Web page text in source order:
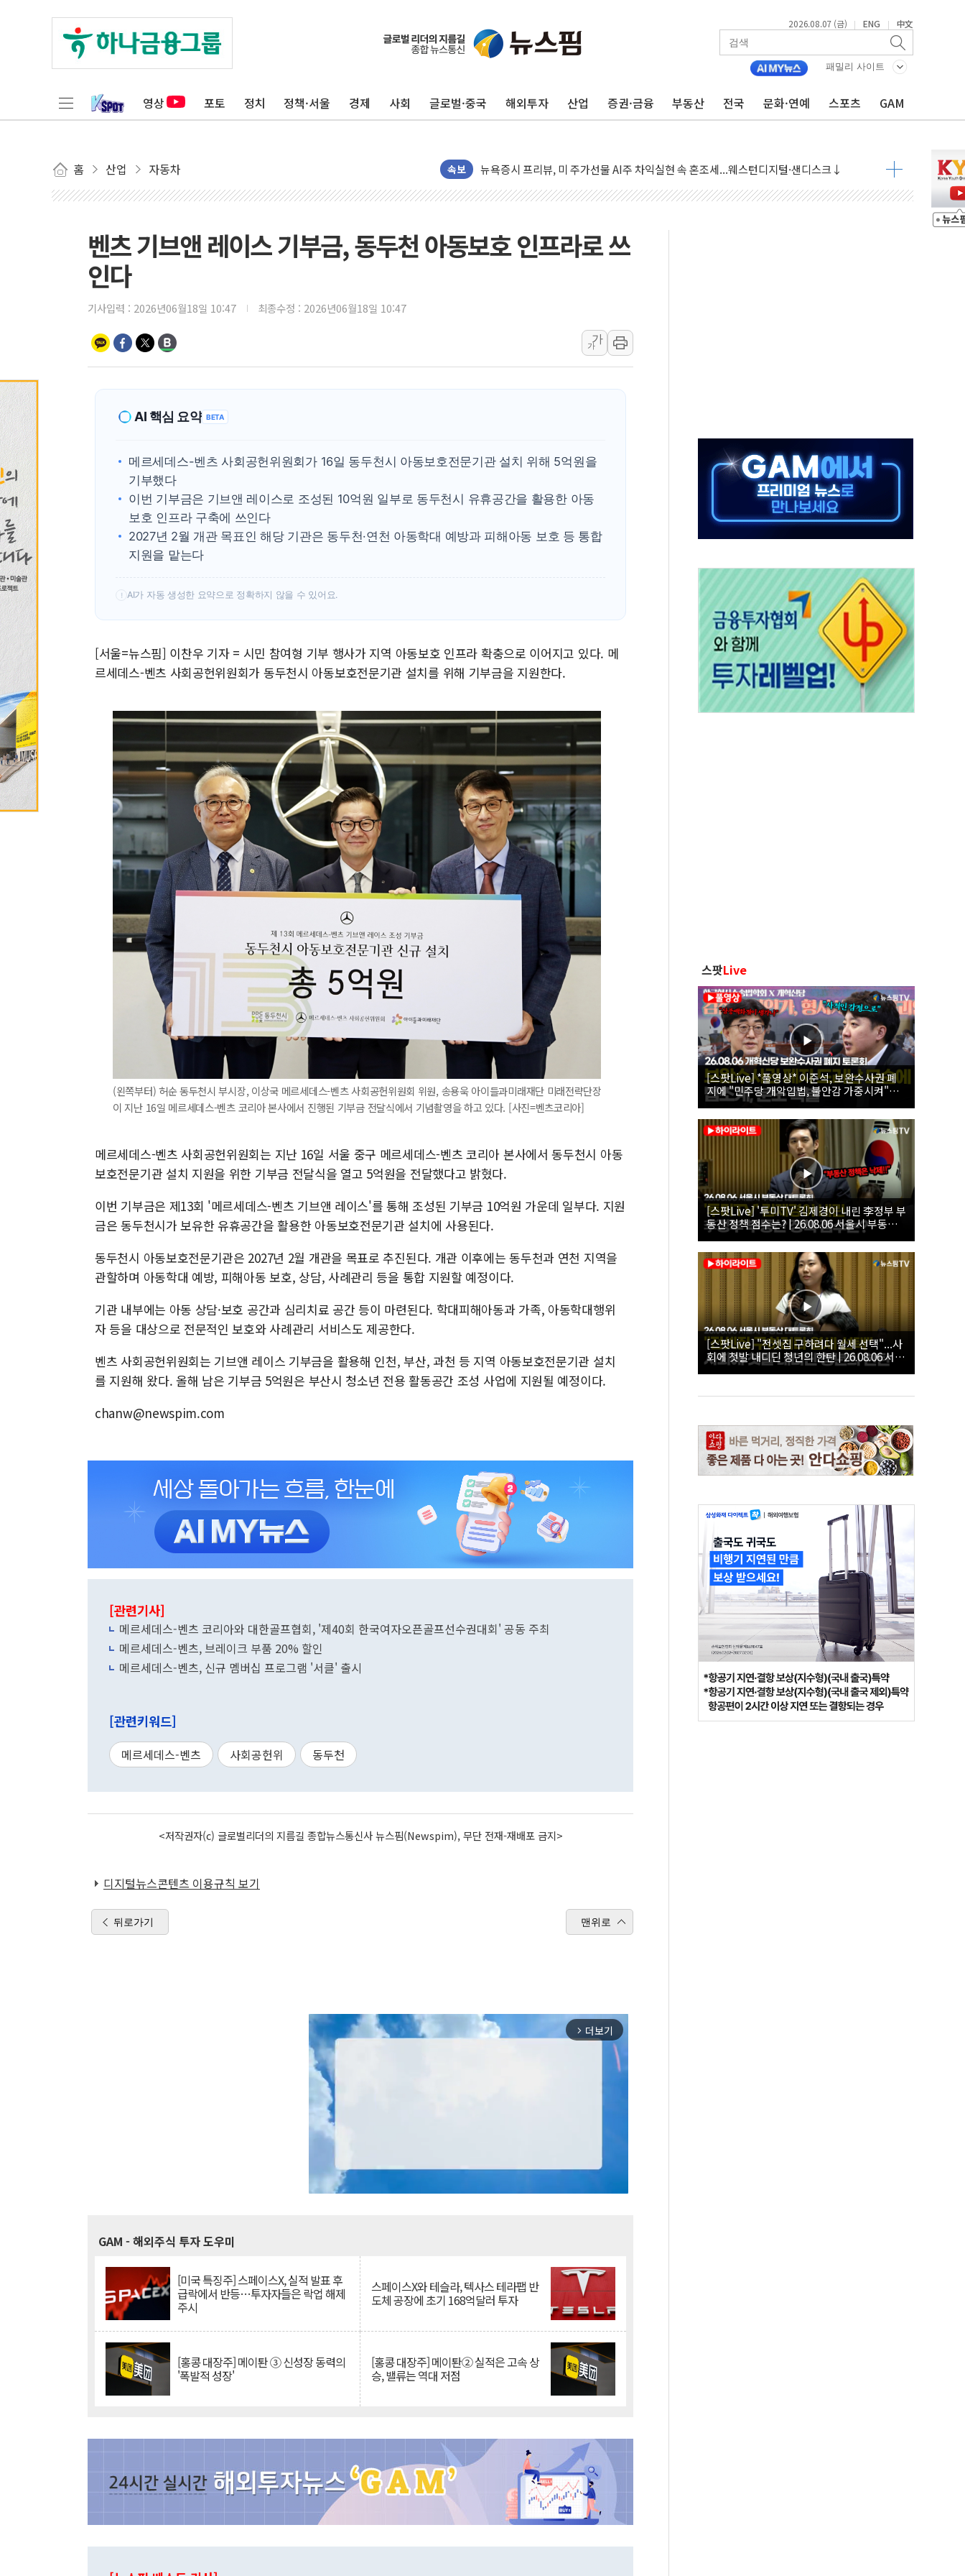
2026.08.07 (금) | ENG | 中文
패밀리 사이트
영상 포토 정치 정책·서울 경제 사회 글로벌·중국 해외투자 산업 증권·금융 부동산 전국 문화·연예 스포츠 GAM
홈 산업 자동차 속보
유럽증시, 견조한 실적 소화하며 대부분 상승… "2분기 기업 순이익 21% 증가" 전망
리투아니아 국방 "러, 우크라 드론으로 나토 회원국 공격 검토… 거짓 깃발 작전"
뉴욕증시 개장 전 특징주...모더나·아이온큐·도어대시↑ VS 샌디스크·피그마·앱러빈↓
청와대, 북한 단거리 탄도미사일 발사에 긴급 안보 점검회의
금값 7주 만에 최고…美 고용 둔화·호르무즈 재개방 기대에 강세
러, 1인칭시점 드론으로 우크라 민간인 '사파리' 공격… 시민들 공포감 극대화 전략
[베트남 증시] 지수 하락 속 'DGC' 임시 주총 기대감에 홀로 상한가…마진 잔액은 사상 최고
해군 1함대 창설 80주년…지역과 함께하는 '선봉'의 대민 봉사
[3보] 북, 원산서 동해로 단거리 탄도미사일 1발 발사… 올해 10번째·42일 만 도발
우크라 드론 전술, 중남미 콜롬비아에 새 안보 위기… 반군·마약카르텔이 습득해 전투 활용
구미 폐염산처리업체서 불 2시간30여분만에 진화...외국인 노동자 숨져
벤츠 기브앤 레이스 기부금, 동두천 아동보호 인프라로 쓰
인다
기사입력 : 2026년06월18일 10:47 최종수정 : 2026년06월18일 10:47
가
가
AI 핵심 요약 BETA
메르세데스-벤츠 사회공헌위원회가 16일 동두천시 아동보호전문기관 설치 위해 5억원을
기부했다
이번 기부금은 기브앤 레이스로 조성된 10억원 일부로 동두천시 유휴공간을 활용한 아동
보호 인프라 구축에 쓰인다
2027년 2월 개관 목표인 해당 기관은 동두천·연천 아동학대 예방과 피해아동 보호 등 통합
지원을 맡는다
! AI가 자동 생성한 요약으로 정확하지 않을 수 있어요.
[서울=뉴스핌] 이찬우 기자 = 시민 참여형 기부 행사가 지역 아동보호 인프라 확충으로 이어지고 있다. 메
르세데스-벤츠 사회공헌위원회가 동두천시 아동보호전문기관 설치를 위해 기부금을 지원한다.
(왼쪽부터) 허순 동두천시 부시장, 이상국 메르세데스-벤츠 사회공헌위원회 위원, 송용욱 아이들과미래재단 미래전략단장
이 지난 16일 메르세데스-벤츠 코리아 본사에서 진행된 기부금 전달식에서 기념촬영을 하고 있다. [사진=벤츠코리아]
메르세데스-벤츠 사회공헌위원회는 지난 16일 서울 중구 메르세데스-벤츠 코리아 본사에서 동두천시 아동
보호전문기관 설치 지원을 위한 기부금 전달식을 열고 5억원을 전달했다고 밝혔다.
이번 기부금은 제13회 '메르세데스-벤츠 기브앤 레이스'를 통해 조성된 기부금 10억원 가운데 일부다. 지원
금은 동두천시가 보유한 유휴공간을 활용한 아동보호전문기관 설치에 사용된다.
동두천시 아동보호전문기관은 2027년 2월 개관을 목표로 추진된다. 개관 이후에는 동두천과 연천 지역을
관할하며 아동학대 예방, 피해아동 보호, 상담, 사례관리 등을 통합 지원할 예정이다.
기관 내부에는 아동 상담·보호 공간과 심리치료 공간 등이 마련된다. 학대피해아동과 가족, 아동학대행위
자 등을 대상으로 전문적인 보호와 사례관리 서비스도 제공한다.
벤츠 사회공헌위원회는 기브앤 레이스 기부금을 활용해 인천, 부산, 과천 등 지역 아동보호전문기관 설치
를 지원해 왔다. 올해 남은 기부금 5억원은 부산시 청소년 전용 활동공간 조성 사업에 지원될 예정이다.
chanw@newspim.com
[관련기사]
메르세데스-벤츠 코리아와 대한골프협회, '제40회 한국여자오픈골프선수권대회' 공동 주최
메르세데스-벤츠, 브레이크 부품 20% 할인
메르세데스-벤츠, 신규 멤버십 프로그램 '서클' 출시
[관련키워드]
메르세데스-벤츠 사회공헌위 동두천
<저작권자(c) 글로벌리더의 지름길 종합뉴스통신사 뉴스핌(Newspim), 무단 전재-재배포 금지>
디지털뉴스콘텐츠 이용규칙 보기
뒤로가기 맨위로
arrow_forward_ios 더보기
GAM - 해외주식 투자 도우미
[미국 특징주] 스페이스X, 실적 발표 후
급락에서 반등…투자자들은 락업 해제
주시
스페이스X와 테슬라, 텍사스 테라팹 반
도체 공장에 초기 168억달러 투자
[홍콩 대장주] 메이퇀 ③ 신성장 동력의
'폭발적 성장'
[홍콩 대장주] 메이퇀② 실적은 고속 상
승, 밸류는 역대 저점
스팟Live
[스팟Live] *풀영상* 이준석, 보완수사권 폐
지에 "민주당 개악입법, 불안감 가중시켜"｜
26.08.06 개혁신당 보완수사권 폐지 토론회
[스팟Live] '투미TV' 김제경이 내린 李정부 부
동산 정책 점수는? | 26.08.06 서울시 부동산
대토론회
[스팟Live] "전셋집 구하려다 월세 선택"...사
회에 첫발 내디딘 청년의 한탄 | 26.08.06 서울
시 부동산 대토론회